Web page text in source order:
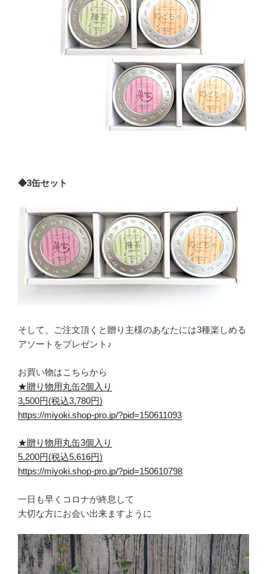
◆3缶セット
そして、ご注文頂くと贈り主様のあなたには3種楽しめる
アソートをプレゼント♪
お買い物はこちらから
★贈り物用丸缶2個入り
3,500円(税込3,780円)
https://miyoki.shop-pro.jp/?pid=150611093
★贈り物用丸缶3個入り
5,200円(税込5,616円)
https://miyoki.shop-pro.jp/?pid=150610798
一日も早くコロナが終息して
大切な方にお会い出来ますように